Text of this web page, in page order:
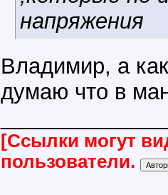
напряжения
Владимир, а
думаю что в
[Ссылки могут
пользователи.